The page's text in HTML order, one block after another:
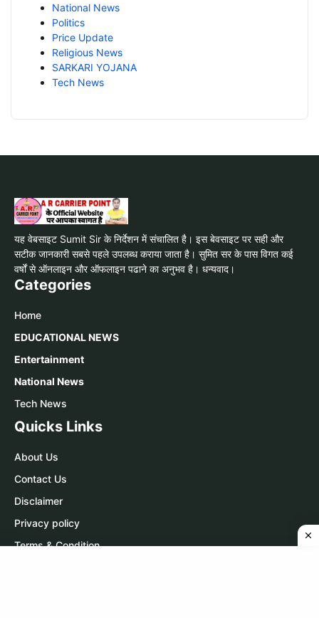
National News
Politics
Price Update
Religious News
SARKARI YOJANA
Tech News
यह वेबसाइट Sumit Sir के निर्देशन में संचालित है। इस बेवसाइट पर सही और
सटीक जानकारी सबसे पहले उपलब्ध कराया जाता है। सुमित सर के पास विगत कई
वर्षों से ऑनलाइन और ऑफलाइन पढाने का अनुभव है। धन्यवाद।
Categories
Home
EDUCATIONAL NEWS
Entertainment
National News
Tech News
Quicks Links
About Us
Contact Us
Disclaimer
Privacy policy
Terms & Condition